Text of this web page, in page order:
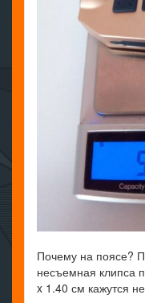
Почему на поясе?
несъемная клипса
x 1.40 см кажутся